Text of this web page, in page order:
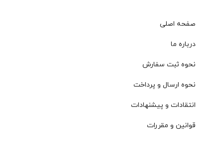
صفحه اصلی
درباره ما
نحوه ثبت سفارش
نحوه ارسال و پرداخت
انتقادات و پیشنهادات
قوانین و مقررات